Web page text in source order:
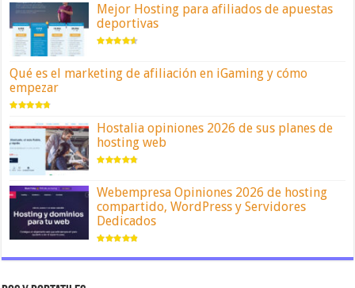
Mejor Hosting para afiliados de apuestas
deportivas
Qué es el marketing de afiliación en iGaming y cómo
empezar
Hostalia opiniones 2026 de sus planes de
hosting web
Webempresa Opiniones 2026 de hosting
compartido, WordPress y Servidores
Dedicados